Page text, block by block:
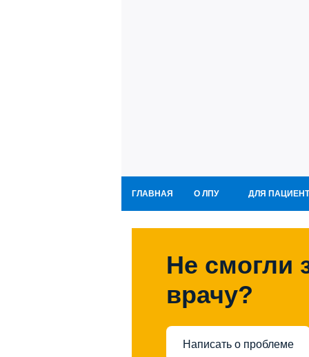
ГЛАВНАЯ О ЛПУ ДЛЯ
Не смогли
врачу?
Написать о проблеме